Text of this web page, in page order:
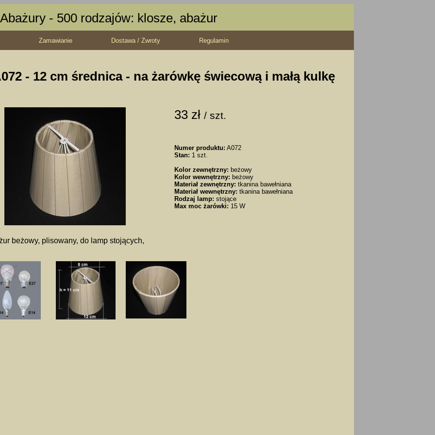
Abażury - 500 rodzajów: klosze, abażur
Zamawianie Dostawa / Zwroty Regulamin
- 12 cm średnica - na żarówkę świecową i małą kulkę
33 zł / szt.
Numer produktu: A072
Stan: 1 szt.
Kolor zewnętrzny: beżowy
Kolor wewnętrzny: beżowy
Materiał zewnętrzny: tkanina bawełniana
Materiał wewnętrzny: tkanina bawełniana
Rodzaj lamp: stojące
Max moc żarówki: 15 W
beżowy, plisowany, do lamp stojących,